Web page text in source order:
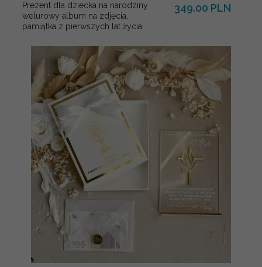
Prezent dla dziecka na narodziny
welurowy album na zdjęcia,
pamiątka z pierwszych lat życia
349.00 PLN